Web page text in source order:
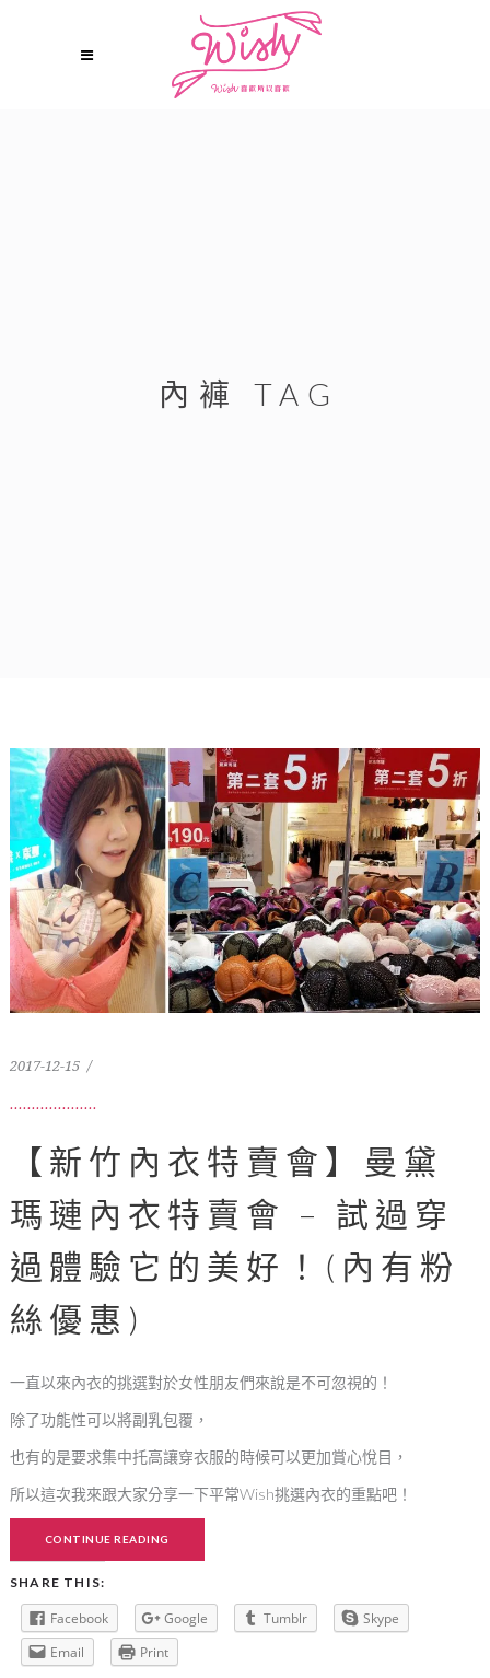
內褲 TAG
2017-12-15
【新竹內衣特賣會】曼黛
瑪璉內衣特賣會 – 試過穿
過體驗它的美好！(內有粉
絲優惠)
一直以來內衣的挑選對於女性朋友們來說是不可忽視的！
除了功能性可以將副乳包覆，
也有的是要求集中托高讓穿衣服的時候可以更加賞心悅目，
所以這次我來跟大家分享一下平常Wish挑選內衣的重點吧！
CONTINUE READING
SHARE THIS:
Facebook Google Tumblr
Skype
Email
Print